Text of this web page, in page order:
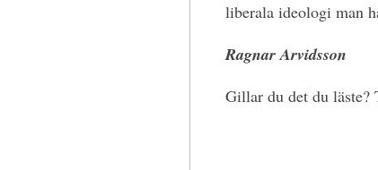
liberala ideologi man
Ragnar Arvidsson
Gillar du det du läste?